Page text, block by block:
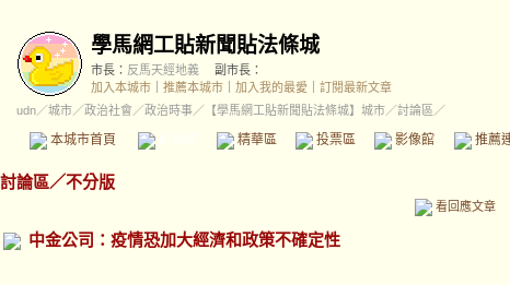
學馬網工貼新聞貼法條城
市長： 反馬天經地義
副市長：
加入本城市
推薦本城市 加入我的最愛
訂閱最新文章
udn／城市／政治社會 ／政治時事／ 【學馬網工貼新聞貼法條城】城市／討論區／
本城市首頁 精華區 投票區 影像館 推薦
討論區／不分版
看回應文章
中金公司：疫情恐加大經濟和政策不確定性